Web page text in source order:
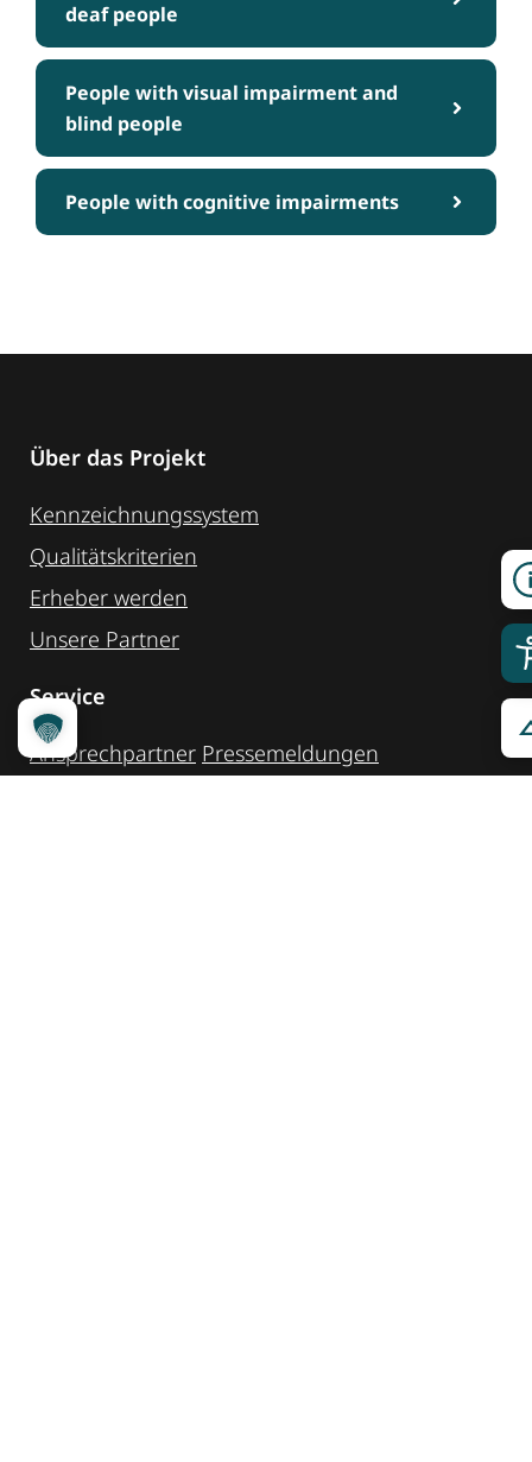
deaf people
People with visual impairment and
blind people
People with cognitive impairments
Über das Projekt
Kennzeichnungssystem
Qualitätskriterien
Erheber werden
Unsere Partner
Service
Ansprechpartner Pressemeldungen